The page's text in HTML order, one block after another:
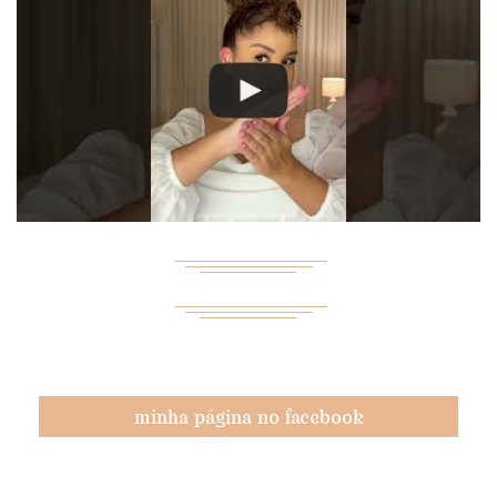
minha página no facebook